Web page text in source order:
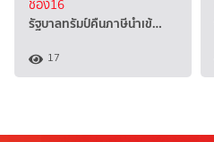
ช่อง16
รัฐบาลทรัมป์คืนภาษีนำเข้…
17